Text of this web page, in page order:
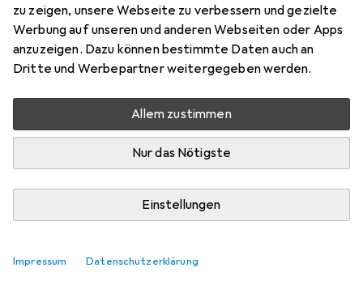
zu zeigen, unsere Webseite zu verbessern und gezielte
Werbung auf unseren und anderen Webseiten oder Apps
anzuzeigen. Dazu können bestimmte Daten auch an
Dritte und Werbepartner weitergegeben werden.
Allem zustimmen
Nur das Nötigste
Einstellungen
Impressum Datenschutzerklärung
Zubehör für Rubies Avengers
Assemble: Captain America -
Deluxe
Avengers Assemble: Captain America - Deluxe.
Produktliste